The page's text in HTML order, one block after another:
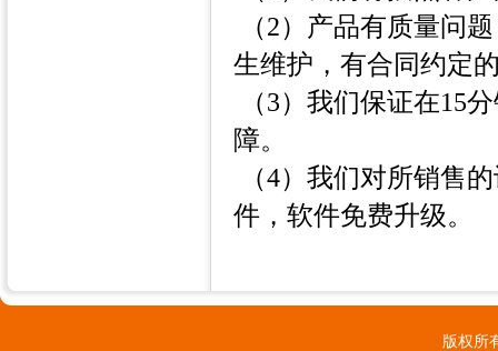
（2）产品有质量问
生维护，有合同约定
（3）我们保证在15
障。
（4）我们对所销售
件，软件免费升级。
版权所